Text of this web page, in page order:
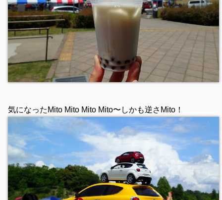
気になったMito Mito Mito Mito〜しかも逆さMito！